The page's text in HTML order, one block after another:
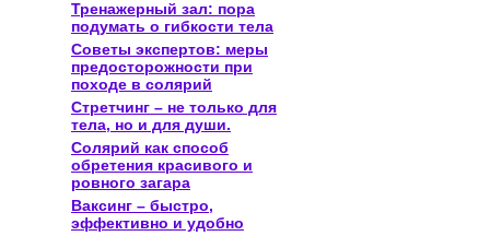
Тренажерный зал: пора
подумать о гибкости тела
Советы экспертов: меры
предосторожности при
походе в солярий
Стретчинг – не только для
тела, но и для души.
Солярий как способ
обретения красивого и
ровного загара
Ваксинг – быстро,
эффективно и удобно